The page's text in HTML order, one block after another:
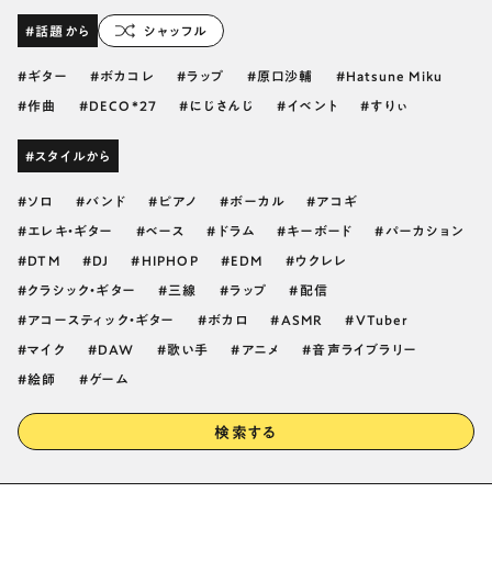
#話題から シャッフル
ギター ボカコレ ラップ 原口沙輔 Hatsune Miku
作曲 DECO*27 にじさんじ イベント すりぃ
#スタイルから
ソロ バンド ピアノ ボーカル アコギ
エレキ・ギター ベース ドラム キーボード パーカション
DTM DJ HIPHOP EDM ウクレレ
クラシック・ギター 三線 ラップ 配信
アコースティック・ギター ボカロ ASMR VTuber
マイク DAW 歌い手 アニメ 音声ライブラリー
絵師 ゲーム
検索する